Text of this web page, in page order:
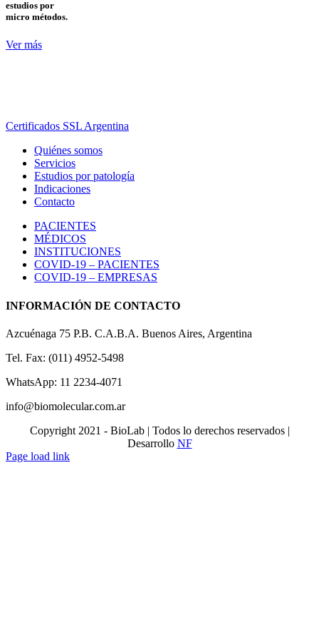
estudios por
micro métodos.
Ver más
Certificados SSL Argentina
Quiénes somos
Servicios
Estudios por patología
Indicaciones
Contacto
PACIENTES
MÉDICOS
INSTITUCIONES
COVID-19 – PACIENTES
COVID-19 – EMPRESAS
INFORMACIÓN DE CONTACTO
Azcuénaga 75 P.B. C.A.B.A. Buenos Aires, Argentina
Tel. Fax: (011) 4952-5498
WhatsApp: 11 2234-4071
info@biomolecular.com.ar
Copyright 2021 - BioLab | Todos lo derechos reservados |
Desarrollo NF
Page load link